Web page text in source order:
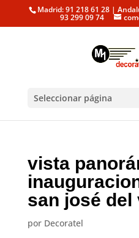
Madrid: 91 218 61 28 |
93 299 09 74
Seleccionar página
vista
san josé del
por Decoratel